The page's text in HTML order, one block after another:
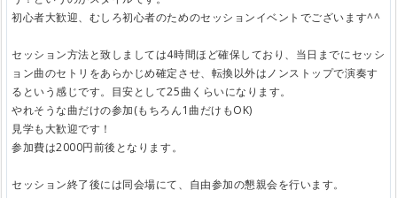
初心者大歓迎、むしろ初心者のためのセッションイベントでございます^^
セッション方法と致しましては4時間ほど確保しており、当日までにセッシ
ョン曲のセトリをあらかじめ確定させ、転換以外はノンストップで演奏す
るという感じです。目安として25曲くらいになります。
やれそうな曲だけの参加(もちろん1曲だけもOK)
見学も大歓迎です！
参加費は2000円前後となります。
セッション終了後には同会場にて、自由参加の懇親会を行います。